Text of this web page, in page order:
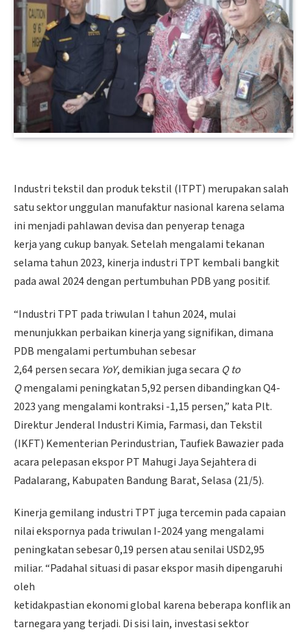
Industri tekstil dan produk tekstil (ITPT) merupakan salah
satu sektor unggulan manufaktur nasional karena selama
ini menjadi pahlawan devisa dan penyerap tenaga
kerja yang cukup banyak. Setelah mengalami tekanan
selama tahun 2023, kinerja industri TPT kembali bangkit
pada awal 2024 dengan pertumbuhan PDB yang positif.
“Industri TPT pada triwulan I tahun 2024, mulai
menunjukkan perbaikan kinerja yang signifikan, dimana
PDB mengalami pertumbuhan sebesar
2,64 persen secara YoY, demikian juga secara Q to
Qmengalami peningkatan 5,92 persen dibandingkan Q4-
2023 yang mengalami kontraksi -1,15 persen,” kata Plt.
Direktur Jenderal Industri Kimia, Farmasi, dan Tekstil
(IKFT) Kementerian Perindustrian, Taufiek Bawazier pada
acara pelepasan ekspor PT Mahugi Jaya Sejahtera di
Padalarang, Kabupaten Bandung Barat, Selasa (21/5).
Kinerja gemilang industri TPT juga tercemin pada capaian
nilai ekspornya pada triwulan I-2024 yang mengalami
peningkatan sebesar 0,19 persen atau senilai USD2,95
miliar. “Padahal situasi di pasar ekspor masih dipengaruhi
oleh
ketidakpastian ekonomi global karena beberapa konflik an
tarnegara yang terjadi. Di sisi lain, investasi sektor